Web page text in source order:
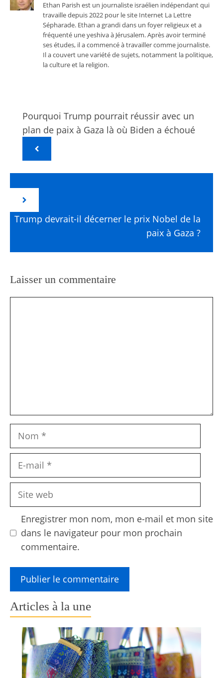
Ethan Parish est un journaliste israélien indépendant qui
travaille depuis 2022 pour le site Internet La Lettre
Sépharade. Ethan a grandi dans un foyer religieux et a
fréquenté une yeshiva à Jérusalem. Après avoir terminé
ses études, il a commencé à travailler comme journaliste.
Il a couvert une variété de sujets, notamment la politique,
la culture et la religion.
Pourquoi Trump pourrait réussir avec un
plan de paix à Gaza là où Biden a échoué
Trump devrait-il décerner le prix Nobel de la
paix à Gaza ?
Laisser un commentaire
Nom
Site
Enregistrer mon nom, mon e-mail et mon site
dans le navigateur pour mon prochain
commentaire.
Articles à la une